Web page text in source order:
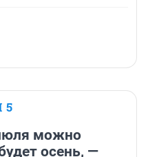
5
можно
осень, —